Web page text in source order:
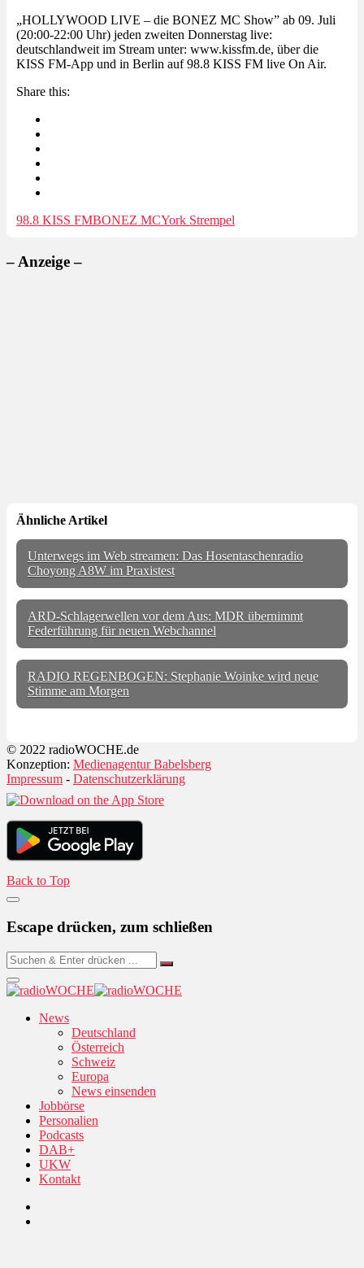
„HOLLYWOOD LIVE – die BONEZ MC Show” ab 09. Juli
(20:00-22:00 Uhr) jeden zweiten Donnerstag live:
deutschlandweit im Stream unter: www.kissfm.de, über die
KISS FM-App und in Berlin auf 98.8 KISS FM live On Air.
Share this:
98.8 KISS FMBONEZ MCYork Strempel
– Anzeige –
Ähnliche Artikel
Unterwegs im Web streamen: Das Hosentaschenradio
Choyong A8W im Praxistest
ARD-Schlagerwellen vor dem Aus: MDR übernimmt
Federführung für neuen Webchannel
RADIO REGENBOGEN: Stephanie Woinke wird neue
Stimme am Morgen
© 2022 radioWOCHE.de
Konzeption: Medienagentur Babelsberg
Impressum - Datenschutzerklärung
Back to Top
Escape drücken, zum schließen
News
Deutschland
Österreich
Schweiz
Europa
News einsenden
Jobbörse
Personalien
Podcasts
DAB+
UKW
Kontakt